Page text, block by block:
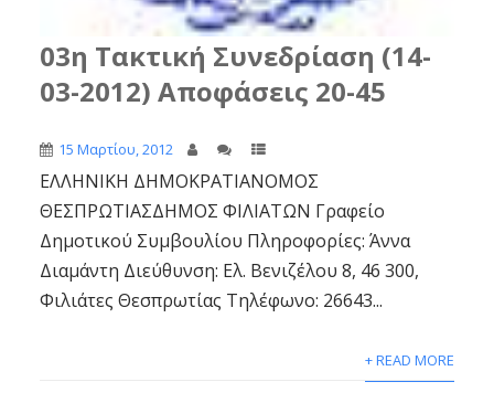
03η Τακτική Συνεδρίαση (14-
03-2012) Αποφάσεις 20-45
15 Μαρτίου, 2012
ΕΛΛΗΝΙΚΗ ΔΗΜΟΚΡΑΤΙΑΝΟΜΟΣ
ΘΕΣΠΡΩΤΙΑΣΔΗΜΟΣ ΦΙΛΙΑΤΩΝ Γραφείο
Δημοτικού Συμβουλίου Πληροφορίες: Άννα
Διαμάντη Διεύθυνση: Ελ. Βενιζέλου 8, 46 300,
Φιλιάτες Θεσπρωτίας Τηλέφωνο: 26643...
+ READ MORE